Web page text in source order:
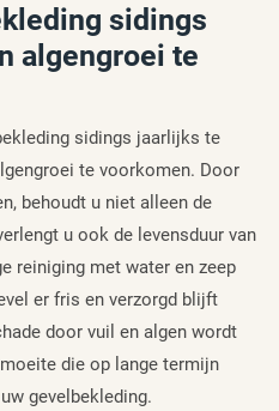
sidings
algengroei te
sidings jaarlijks te
te voorkomen. Door
behoudt u niet alleen de
u ook de levensduur van
reiniging met water en zeep
er fris en verzorgd blijft
door vuil en algen wordt
die op lange termijn
gevelbekleding.